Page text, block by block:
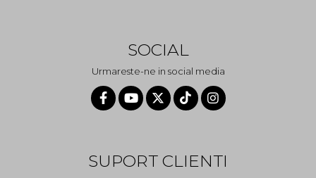
SOCIAL
Urmareste-ne in social media
SUPORT CLIENTI